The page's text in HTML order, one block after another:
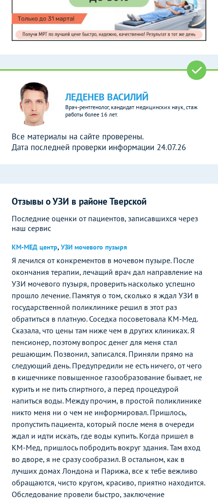
ЛЕДЕНЕВ ВАСИЛИЙ
Врач-рентгенолог, кандидат медицинских наук, стаж
работы более 16 лет.
Все материалы на сайте проверены.
Дата последней проверки информации 24.07.26
Отзывы о УЗИ в районе Тверской
Последние оценки от пациентов, записавшихся через
наш сервис
КМ-МЕД центр, УЗИ мочевого пузыря
Я лечился от конкрементов в мочевом пузыре. После
окончания терапии, лечащий врач дал направление на
УЗИ мочевого пузыря, проверить насколько успешно
прошло лечение. Памятуя о том, сколько я ждал УЗИ в
государственной поликлинике решил в этот раз
обратиться в платную. Соседка посоветовала КМ-Мед.
Сказала, что цены там ниже чем в других клиниках. Я
пенсионер, поэтому вопрос денег для меня стал
решающим. Позвонил, записался. Приняли прямо на
следующий день. Предупредили не есть ничего, от чего
в кишечнике повышенное газообразование бывает, не
курить и не пить спиртного, а перед процедурой
напиться воды. Между прочим, в простой поликлинике
никто меня ни о чем не информировал. Пришлось,
пропустить пациента, который после меня в очереди
ждал и идти искать, где воды купить. Когда пришел в
КМ-Мед, пришлось побродить вокруг здания. Там вход
во дворе, я не сразу сообразил. В остальном, как в
лучших домах Лондона и Парижа, все к тебе вежливо
обращаются, чисто кругом, красиво, приятно находится.
Обследование провели быстро, заключение